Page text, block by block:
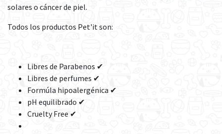
solares o cáncer de piel.
Todos los productos Pet'it son:
Libres de Parabenos ✔
Libres de perfumes ✔
Formúla hipoalergénica ✔
pH equilibrado ✔
Cruelty Free ✔